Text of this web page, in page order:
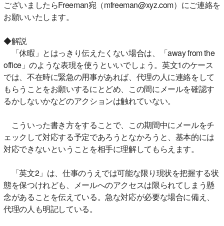
ございましたらFreeman宛（mfreeman@xyz.com）にご連絡を
お願いいたします。
◆解説
「休暇」とはっきり伝えたくない場合は、「away from the
office」のような表現を使うといいでしょう。英文1のケース
では、不在時に緊急の用事があれば、代理の人に連絡をして
もらうことをお願いするにとどめ、この間にメールを確認す
るかしないかなどのアクションは触れていない。
こういった書き方をすることで、この期間中にメールをチ
ェックして対応する予定であろうとなかろうと、基本的には
対応できないということを相手に理解してもらえます。
「英文2」は、仕事のうえでは可能な限り現状を把握する状
態を保つけれども、メールへのアクセスは限られてしまう懸
念があることを伝えている。急な対応が必要な場合に備え、
代理の人も明記している。